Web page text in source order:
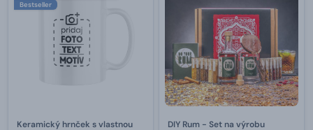
Bestseller
Keramický hrnček s vlastnou
DIY Rum - Set na výrobu